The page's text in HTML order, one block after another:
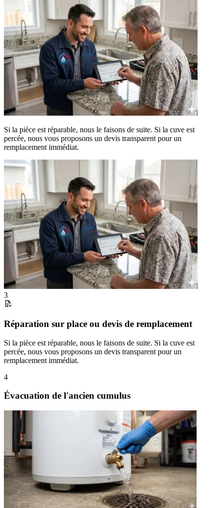
Si la pièce est réparable, nous le faisons de suite. Si la cuve est
percée, nous vous proposons un devis transparent pour un
remplacement immédiat.
3
Réparation sur place ou devis de remplacement
Si la pièce est réparable, nous le faisons de suite. Si la cuve est
percée, nous vous proposons un devis transparent pour un
remplacement immédiat.
4
Évacuation de l'ancien cumulus